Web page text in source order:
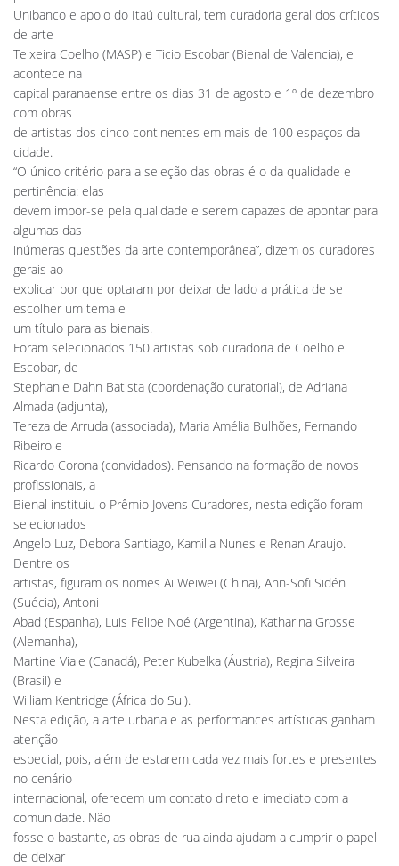
Unibanco e apoio do Itaú cultural, tem curadoria geral dos críticos
de arte
Teixeira Coelho (MASP) e Ticio Escobar (Bienal de Valencia), e
acontece na
capital paranaense entre os dias 31 de agosto e 1º de dezembro
com obras
de artistas dos cinco continentes em mais de 100 espaços da
cidade.
“O único critério para a seleção das obras é o da qualidade e
pertinência: elas
devem impor-se pela qualidade e serem capazes de apontar para
algumas das
inúmeras questões da arte contemporânea”, dizem os curadores
gerais ao
explicar por que optaram por deixar de lado a prática de se
escolher um tema e
um título para as bienais.
Foram selecionados 150 artistas sob curadoria de Coelho e
Escobar, de
Stephanie Dahn Batista (coordenação curatorial), de Adriana
Almada (adjunta),
Tereza de Arruda (associada), Maria Amélia Bulhões, Fernando
Ribeiro e
Ricardo Corona (convidados). Pensando na formação de novos
profissionais, a
Bienal instituiu o Prêmio Jovens Curadores, nesta edição foram
selecionados
Angelo Luz, Debora Santiago, Kamilla Nunes e Renan Araujo.
Dentre os
artistas, figuram os nomes Ai Weiwei (China), Ann-Sofi Sidén
(Suécia), Antoni
Abad (Espanha), Luis Felipe Noé (Argentina), Katharina Grosse
(Alemanha),
Martine Viale (Canadá), Peter Kubelka (Áustria), Regina Silveira
(Brasil) e
William Kentridge (África do Sul).
Nesta edição, a arte urbana e as performances artísticas ganham
atenção
especial, pois, além de estarem cada vez mais fortes e presentes
no cenário
internacional, oferecem um contato direto e imediato com a
comunidade. Não
fosse o bastante, as obras de rua ainda ajudam a cumprir o papel
de deixar